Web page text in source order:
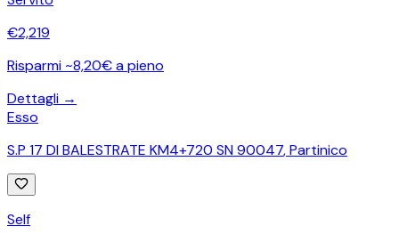
€2,219
Risparmi ~8,20€ a pieno
Dettagli →
Esso
S.P 17 DI BALESTRATE KM4+720 SN 90047,Partinico
Self